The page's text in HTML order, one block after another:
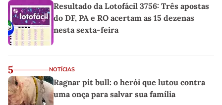
Resultado da Lotofácil 3756: Três apostas
do DF, PA e RO acertam as 15 dezenas
nesta sexta-feira
5 NOTÍCIAS
Ragnar pit bull: o herói que lutou contra
uma onça para salvar sua família